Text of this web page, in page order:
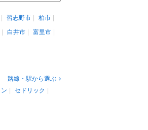
習志野市
柏市
白井市
富里市
路線・駅から選ぶ
セドリック